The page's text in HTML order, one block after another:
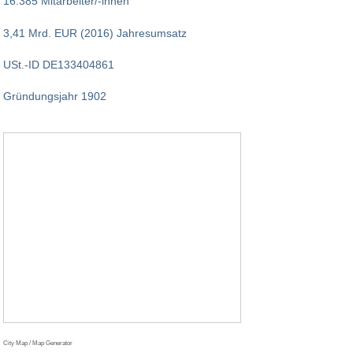
3,41 Mrd. EUR (2016) Jahresumsatz
USt.-ID DE133404861
Gründungsjahr 1902
City Map / Map Generator